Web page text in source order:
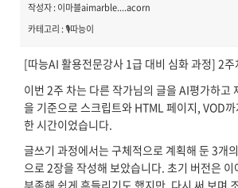
작성자 : 이마블aimarble....acorn
카테고리 : 🎙️따능이
[따능AI 활용전문강사 1급 대비 심화 과정] 2
이번 2주 차는 다른 작가님의 글을 AI평가하고
을 기준으로 스크립트와 HTML 페이지, VOD
한 시간이었습니다.
글쓰기 과정에서는 구체적으로 계획해 둔 3개
으로 2장을 작성해 보았습니다. 초기 버전은
부족해 쉽게 흔들리기도 했지만, 다시 써 보며